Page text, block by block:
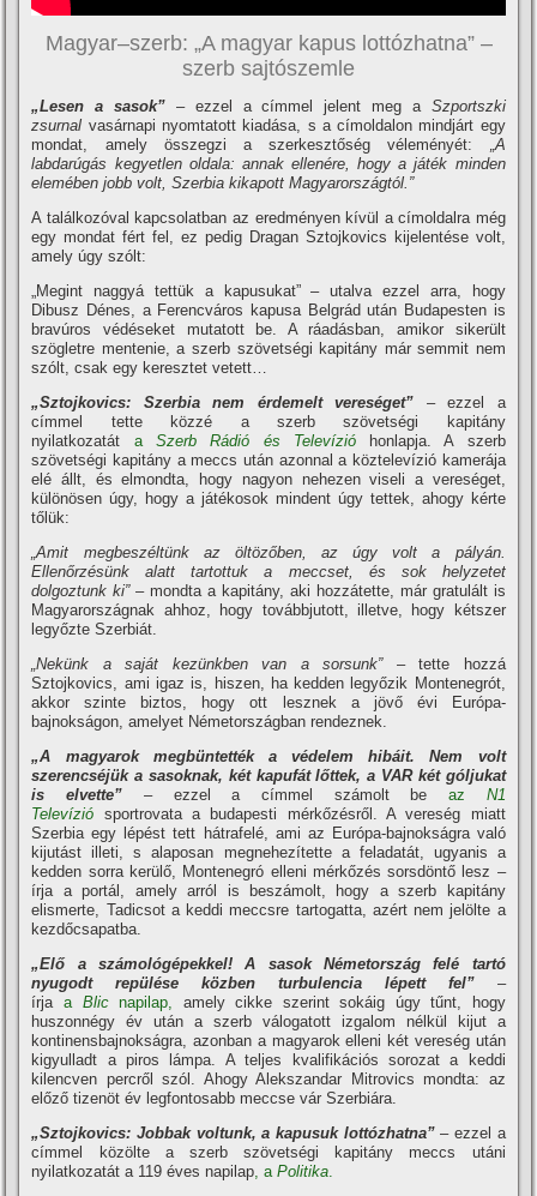
Magyar–szerb: „A magyar kapus lottózhatna” –
szerb sajtószemle
„Lesen a sasok” – ezzel a címmel jelent meg a Szportszki
zsurnal vasárnapi nyomtatott kiadása, s a címoldalon mindjárt egy
mondat, amely összegzi a szerkesztőség véleményét: „A
labdarúgás kegyetlen oldala: annak ellenére, hogy a játék minden
elemében jobb volt, Szerbia kikapott Magyarországtól.”
A találkozóval kapcsolatban az eredményen kívül a címoldalra még
egy mondat fért fel, ez pedig Dragan Sztojkovics kijelentése volt,
amely úgy szólt:
„Megint naggyá tettük a kapusukat” – utalva ezzel arra, hogy
Dibusz Dénes, a Ferencváros kapusa Belgrád után Budapesten is
bravúros védéseket mutatott be. A ráadásban, amikor sikerült
szögletre mentenie, a szerb szövetségi kapitány már semmit nem
szólt, csak egy keresztet vetett…
„Sztojkovics: Szerbia nem érdemelt vereséget” – ezzel a
címmel tette közzé a szerb szövetségi kapitány
nyilatkozatát a Szerb Rádió és Televízióhonlapja. A szerb
szövetségi kapitány a meccs után azonnal a köztelevízió kamerája
elé állt, és elmondta, hogy nagyon nehezen viseli a vereséget,
különösen úgy, hogy a játékosok mindent úgy tettek, ahogy kérte
tőlük:
„Amit megbeszéltünk az öltözőben, az úgy volt a pályán.
Ellenőrzésünk alatt tartottuk a meccset, és sok helyzetet
dolgoztunk ki”– mondta a kapitány, aki hozzátette, már gratulált is
Magyarországnak ahhoz, hogy továbbjutott, illetve, hogy kétszer
legyőzte Szerbiát.
„Nekünk a saját kezünkben van a sorsunk”– tette hozzá
Sztojkovics, ami igaz is, hiszen, ha kedden legyőzik Montenegrót,
akkor szinte biztos, hogy ott lesznek a jövő évi Európa-
bajnokságon, amelyet Németországban rendeznek.
„A magyarok megbüntették a védelem hibáit. Nem volt
szerencséjük a sasoknak, két kapufát lőttek, a VAR két góljukat
is elvette” – ezzel a címmel számolt be az N1
Televízió sportrovata a budapesti mérkőzésről. A vereség miatt
Szerbia egy lépést tett hátrafelé, ami az Európa-bajnokságra való
kijutást illeti, s alaposan megnehezítette a feladatát, ugyanis a
kedden sorra kerülő, Montenegró elleni mérkőzés sorsdöntő lesz –
írja a portál, amely arról is beszámolt, hogy a szerb kapitány
elismerte, Tadicsot a keddi meccsre tartogatta, azért nem jelölte a
kezdőcsapatba.
„Elő a számológépekkel! A sasok Németország felé tartó
nyugodt repülése közben turbulencia lépett fel”–
írja a Blicnapilap, amely cikke szerint sokáig úgy tűnt, hogy
huszonnégy év után a szerb válogatott izgalom nélkül kijut a
kontinensbajnokságra, azonban a magyarok elleni két vereség után
kigyulladt a piros lámpa. A teljes kvalifikációs sorozat a keddi
kilencven percről szól. Ahogy Alekszandar Mitrovics mondta: az
előző tizenöt év legfontosabb meccse vár Szerbiára.
„Sztojkovics: Jobbak voltunk, a kapusuk lottózhatna” – ezzel a
címmel közölte a szerb szövetségi kapitány meccs utáni
nyilatkozatát a 119 éves napilap, aPolitika.